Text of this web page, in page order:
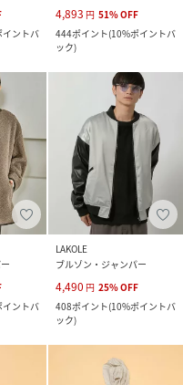
イントバ
4,893 円 51%OFF
444ポイント(10%ポイントバ
ック)
イントバ
LAKOLE
ブルゾン・ジャンパー
4,490 円 25%OFF
408ポイント(10%ポイントバ
ック)